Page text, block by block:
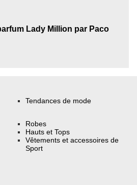
Lady Million par Paco
Tendances de mode
Robes
Hauts et Tops
Vêtements et accessoires de
Sport